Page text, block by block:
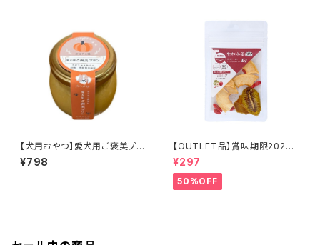
【犬用おやつ】愛犬用ご褒美プリ
ン かぼちゃ味 70g
¥798
【OUTLET品】賞味期限2026
年10月22日【犬用おやつ】やわ
ふる クコの実エキスをスプレ
ーしたリンゴ＆キウイスライスカ
ット 10g
¥297
50%OFF